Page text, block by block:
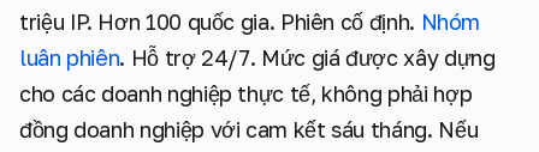
triệu IP. Hơn 100 quốc gia. Phiên cố định. Nhóm
luân phiên. Hỗ trợ 24/7. Mức giá được xây dựng
cho các doanh nghiệp thực tế, không phải hợp
đồng doanh nghiệp với cam kết sáu tháng. Nếu